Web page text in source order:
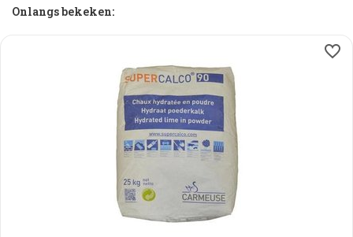
Onlangs bekeken: